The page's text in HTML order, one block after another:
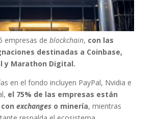
empresas de blockchain, con las
destinadas a Coinbase,
y Marathon Digital.
en el fondo incluyen PayPal, Nvidia e
el 75% de las empresas están
exchanges o minería, mientras